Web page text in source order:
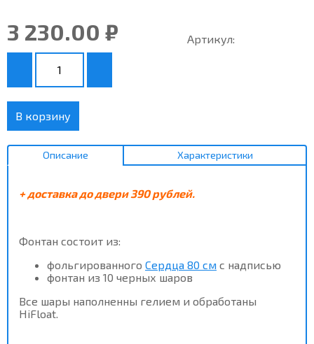
3 230.00 ₽ Артикул:
В корзину
Описание Характеристики
+ доставка до двери 390 рублей.
Фонтан состоит из:
фольгированного Сердца 80 см с надписью
фонтан из 10 черных шаров
Все шары наполненны гелием и обработаны
HiFloat.